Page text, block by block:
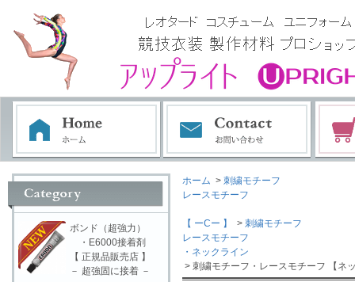
ホーム > 刺繍モチーフ
レースモチーフ
【 ーCー 】 > 刺繍モチーフ
レースモチーフ
・ネックライン
> 刺繍モチーフ・レースモチーフ 【ネ
ボンド（超強力）
・E6000接着剤
【 正規品販売店 】
－ 超強固に接着 －